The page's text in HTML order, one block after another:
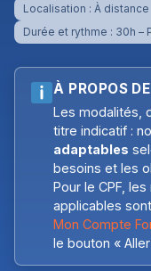
Localisation : À distance
Durée et rythme : 30h
À PROPOS
Les modalités,
titre indicatif :
adaptables
besoins et les
Pour le CPF,
applicables
Mon Compte
le bouton «